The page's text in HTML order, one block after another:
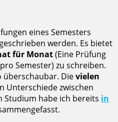
eines Semesters
werden. Es bietet
für Monat(Eine Prüfung
Semester) zu schreiben.
überschaubar. Dievielen
Unterschiede zwischen
habe ich bereits in